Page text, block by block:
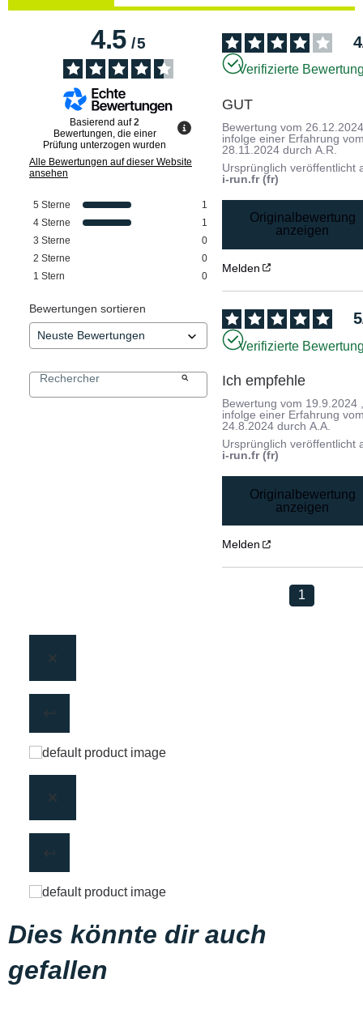
4.5/5
Basierend auf2
Bewertungen, die einer
Prüfung unterzogen wurden
Alle Bewertungen auf dieser Website
ansehen
5 Sterne
1
4 Sterne
1
3 Sterne
0
2 Sterne
0
1 Stern 0
Bewertungen sortieren
4
Verifizierte
GUT
Bewertung vom
infolge einer Erfahrung
28.11.2024 durchA.R.
Ursprünglich veröffentlicht
i-run.fr (fr)
Originalbewertung
anzeigen
Melden
5
Verifizierte
Ich empfehle
Bewertung vom 19.9.2024
infolge einer Erfahrung
24.8.2024 durchA.A.
Ursprünglich veröffentlicht
i-run.fr (fr)
Originalbewertung
anzeigen
Melden
1
Dies könnte dir auch
gefallen